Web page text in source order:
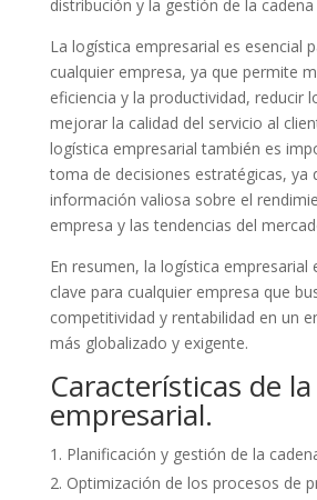
distribución y la gestión de la
La logística empresarial es esencial
cualquier empresa, ya que permite
eficiencia y la productividad, reducir
mejorar la calidad del servicio al
logística empresarial también es
toma de decisiones estratégicas, ya
información valiosa sobre el
empresa y las tendencias del
En resumen, la logística empresarial
clave para cualquier empresa que
competitividad y rentabilidad en un
más globalizado y exigente.
Características de
empresarial.
Planificación y gestión de la
Optimización de los procesos de